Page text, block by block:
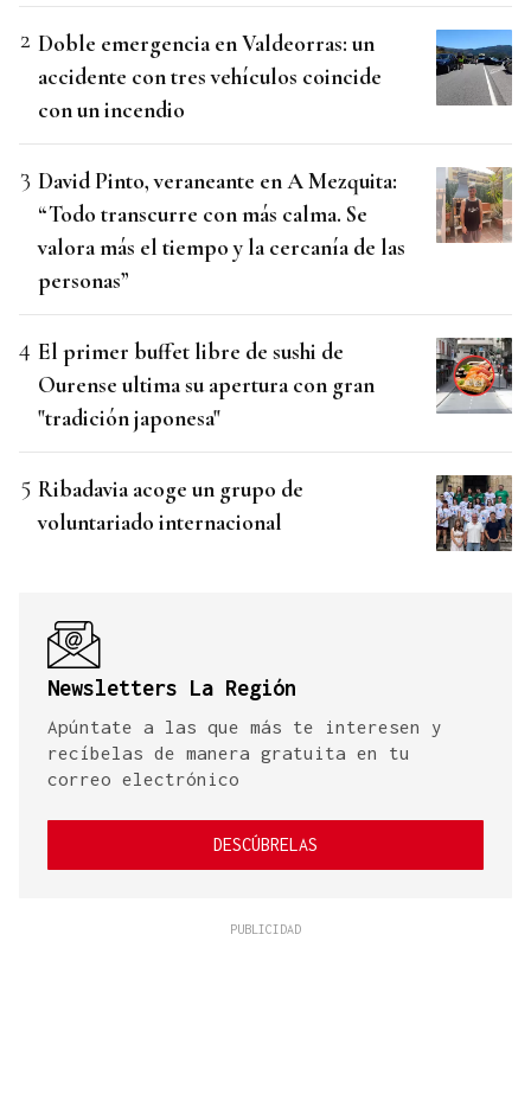
Doble emergencia en Valdeorras: un
accidente con tres vehículos coincide
con un incendio
David Pinto, veraneante en A Mezquita:
“Todo transcurre con más calma. Se
valora más el tiempo y la cercanía de las
personas”
El primer buffet libre de sushi de
Ourense ultima su apertura con gran
"tradición japonesa"
Ribadavia acoge un grupo de
voluntariado internacional
Newsletters La Región
Apúntate a las que más te interesen y
recíbelas de manera gratuita en tu
correo electrónico
DESCÚBRELAS